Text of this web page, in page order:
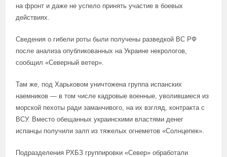
на фронт и даже не успело принять участие в боевых
действиях.
Сведения о гибели роты были получены разведкой ВС РФ
после анализа опубликованных на Украине некрологов,
сообщил «Северный ветер».
Там же, под Харьковом уничтожена группа испанских
наемников — в том числе кадровые военные, уволившиеся из
морской пехоты ради заманчивого, на их взгляд, контракта с
ВСУ. Вместо обещанных украинскими властями денег
испанцы получили залп из тяжелых огнеметов «Солнцепек».
Подразделения РХБЗ группировки «Север» обработали